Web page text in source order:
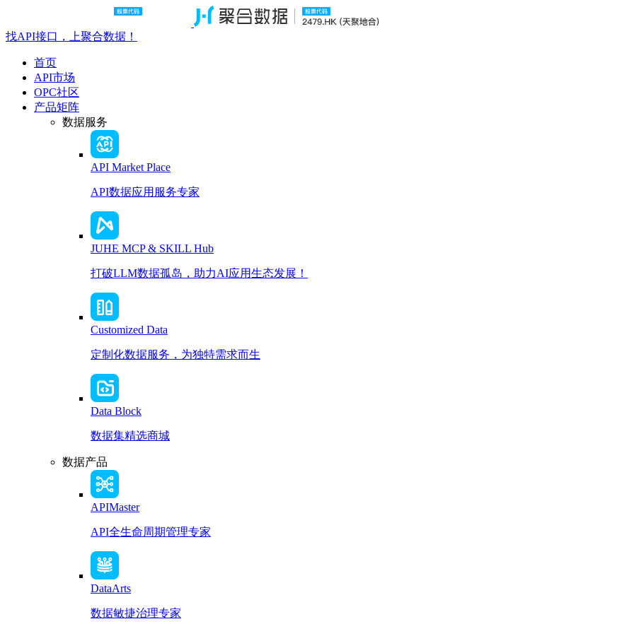
找API接口，上聚合数据！
首页
API市场
OPC社区
产品矩阵
数据服务
API Market Place
API数据应用服务专家
JUHE MCP & SKILL Hub
打破LLM数据孤岛，助力AI应用生态发展！
Customized Data
定制化数据服务，为独特需求而生
Data Block
数据集精选商城
数据产品
APIMaster
API全生命周期管理专家
DataArts
数据敏捷治理专家